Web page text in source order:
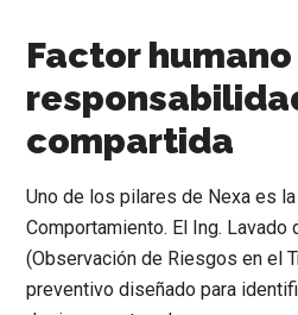
Factor humano
compartida
Uno de los pilares de Nexa es
Comportamiento. El Ing. Lavado
(Observación de Riesgos en el
preventivo diseñado para